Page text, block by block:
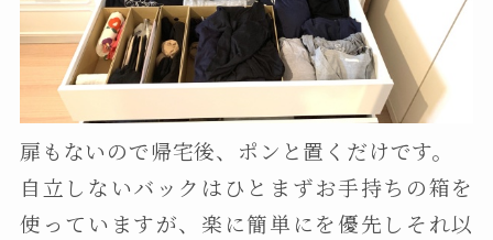
扉もないので帰宅後、ポンと置くだけです。
自立しないバックはひとまずお手持ちの箱を
使っていますが、楽に簡単にを優先しそれ以